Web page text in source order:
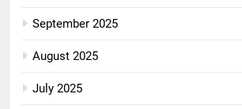
September 2025
August 2025
July 2025